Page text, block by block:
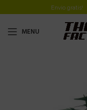
Envio gratis!
MENU